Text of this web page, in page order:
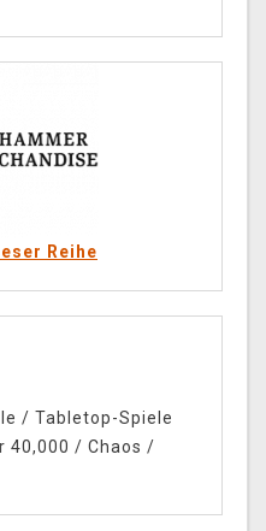
Reihe
/ Tabletop-Spiele
40,000 / Chaos /